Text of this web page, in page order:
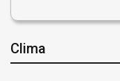
Clima